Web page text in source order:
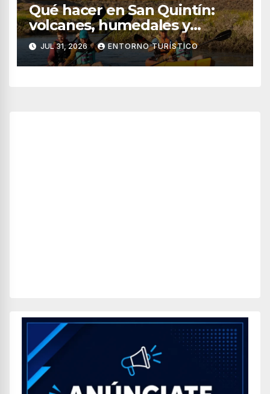
Qué hacer en San Quintín:
volcanes, humedales y
sabores del mar
JUL 31, 2026 ENTORNO TURÍSTICO